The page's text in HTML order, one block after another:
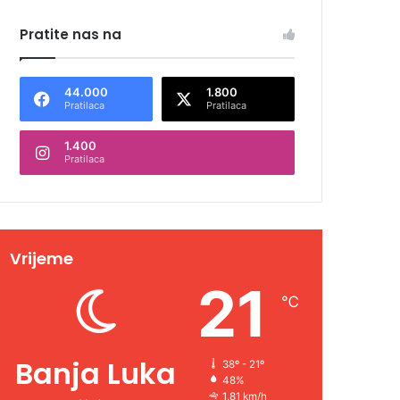
Pratite nas na
44.000
Pratilaca
1.800
Pratilaca
1.400
Pratilaca
Vrijeme
Banja Luka
21 ℃
38º - 21º
48%
1.81 km/h